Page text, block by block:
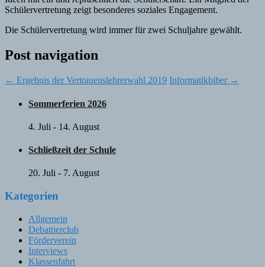
Schülervertretung zeigt besonderes soziales Engagement.
Die Schülervertretung wird immer für zwei Schuljahre gewählt.
Post navigation
← Ergebnis der Vertrauenslehrerwahl 2019 Informatikbiber →
Sommerferien 2026
4. Juli - 14. August
Schließzeit der Schule
20. Juli - 7. August
Kategorien
Allgemein
Debattierclub
Förderverein
Interviews
Klassenfahrt